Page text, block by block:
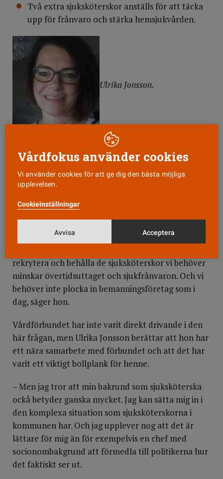
Två extra sjuksköterskor anställs för att täcka
upp för frånvaro och stärka hemsjukvården.
Ulrika Jonsson.
Förslaget har ännu inte godkänts av
socialnämnden, men Ulrika Jonsson, som själv är
sjuksköterska, tror inte att det kommer att bli
några större problem.
– Vi har räknat på det här ekonomiskt. I längden
rekrytera och behålla de sjuksköterskor vi behöver
minskar övertidsuttaget och sjukfrånvaron. Och vi
behöver inte plocka in bemanningsföretag som i
dag, säger hon.
Vårdförbundet har inte varit direkt drivande i den
här frågan, men Ulrika Jonsson berättar att hon har
ett nära samarbete med förbundet och att det har
varit ett viktigt bollplank för henne.
– Men jag tror att min bakrund som sjuksköterska
ockå betyder ganska mycket. Jag kan sätta mig in i
den komplexa situation som sjuksköterskorna i
kommunen har. Och jag upplever nog att det är
lättare för mig än för exempelvis en chef med
socionombakgrund att förmedla till politikerna hur
det faktiskt ser ut.
Vårdfokus använder cookies
Vi använder cookies för att ge dig den bästa möjliga
upplevelsen.
Cookieinställningar
Avvisa Acceptera